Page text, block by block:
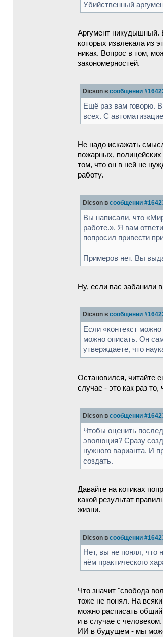
Убийственный
Аргумент никудышный.
которых извлекала из
никак. Вопрос в том,
закономерностей.
Dicson в сообщении
Ещё раз вам говорю.
всех. С
Не надо искажать
пожарных,
том, что он в ней не
работу.
Dicson в сообщении
Вы написали, что
работе.». Я вам
попросил привести
Примеров нет. Вы
Ну, если вас забанили
Dicson в сообщении
Если «контекст
можно описать. Он
утверждаете, что
Остановился, читайте
случае - это как раз
Dicson в сообщении
Чтобы оценить
эволюция? Сразу
нужного варианта. И
создать.
Давайте на котиках
какой результат
жизни.
Dicson в сообщении
Нет, вы не понял, что
нём практического
Что значит "свобода
тоже не понял. На
можно расписать
и в случае с
ИИ в будущем - мы